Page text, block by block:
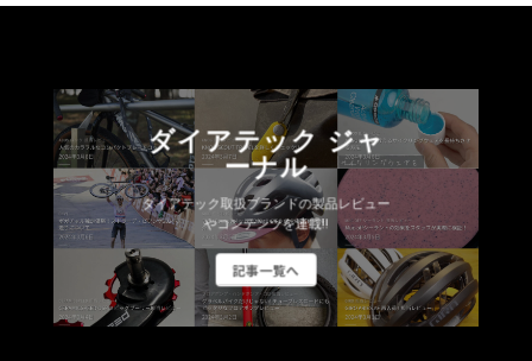
ダイアテック ジャ
ーナル
ダイアテック取扱ブランドの製品レビュー
やコンテンツを連載!!
記事一覧へ